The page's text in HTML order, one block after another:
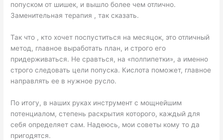
попуском от шишек, и вышло более чем отлично.
Заменительная терапия , так сказать.
Так что , кто хочет поспуститься на месяцок, это отличный
метод, главное выработать план, и строго его
придерживаться. Не сравться, на «полпипетки», а именно
строго следовать цели попуска. Кислота поможет, главное
направлять ее в нужное русло.
По итогу, в наших руках инструмент с мощнейшим
потенциалом, степень раскрытия которого, каждый для
себя определяет сам. Надеюсь, мои советы кому то да
пригодятся.